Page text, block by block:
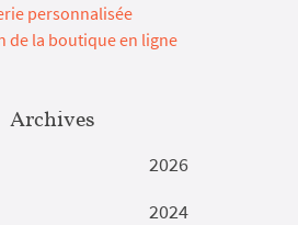
personnalisée
la boutique en ligne
Archives
2026
2024